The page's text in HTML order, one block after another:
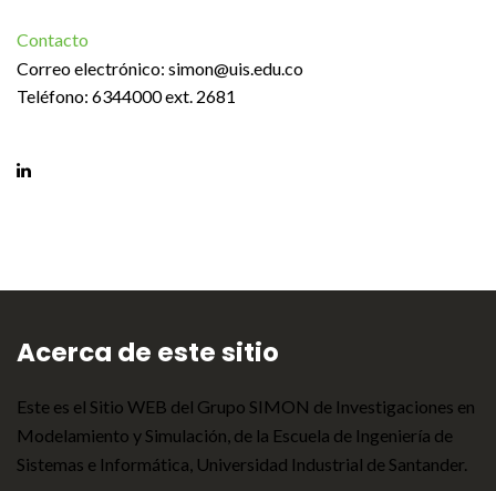
Contacto
Correo electrónico: simon@uis.edu.co
Teléfono: 6344000 ext. 2681
Acerca de este sitio
Este es el Sitio WEB del Grupo SIMON de Investigaciones en
Modelamiento y Simulación, de la Escuela de Ingeniería de
Sistemas e Informática, Universidad Industrial de Santander.